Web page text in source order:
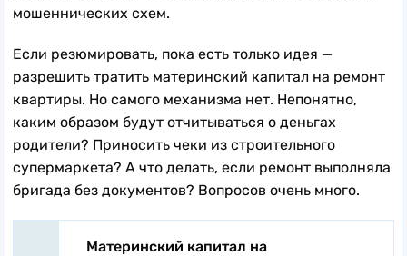
мошеннических схем.
Если резюмировать, пока есть только идея —
разрешить тратить материнский капитал на ремонт
квартиры. Но самого механизма нет. Непонятно,
каким образом будут отчитываться о деньгах
родители? Приносить чеки из строительного
супермаркета? А что делать, если ремонт выполняла
бригада без документов? Вопросов очень много.
Материнский капитал на